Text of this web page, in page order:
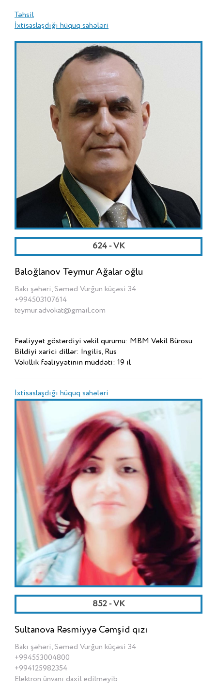
Təhsil
İxtisaslaşdığı hüquq sahələri
624 - VK
Baloğlanov Teymur Ağalar oğlu
Bakı şəhəri, Səməd Vurğun küçəsi 34
+994503107614
teymur.advokat@gmail.com
Fəaliyyət göstərdiyi vəkil qurumu: MBM Vəkil Bürosu
Bildiyi xarici dillər: İngilis, Rus
Vəkillik fəaliyyətinin müddəti: 19 il
İxtisaslaşdığı hüquq sahələri
852 - VK
Sultanova Rəsmiyyə Cəmşid qızı
Bakı şəhəri, Səməd Vurğun küçəsi 34
+994553004800
+994125982354
Elektron ünvanı daxil edilməyib